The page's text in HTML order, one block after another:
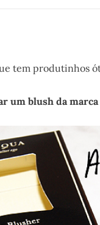
tem produtinhos
um blush da